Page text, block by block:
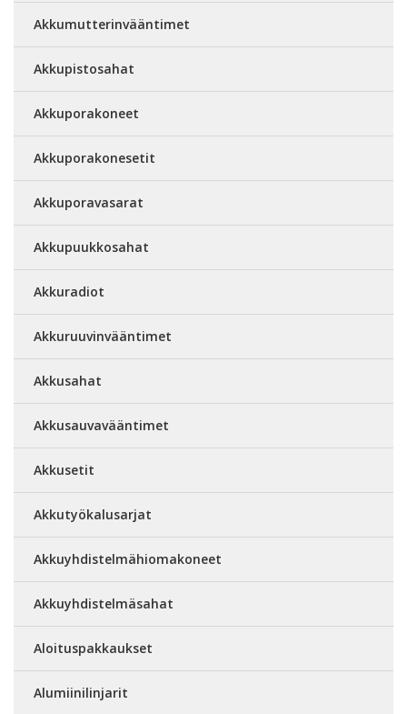
Akkumutterinvääntimet
Akkupistosahat
Akkuporakoneet
Akkuporakonesetit
Akkuporavasarat
Akkupuukkosahat
Akkuradiot
Akkuruuvinvääntimet
Akkusahat
Akkusauvavääntimet
Akkusetit
Akkutyökalusarjat
Akkuyhdistelmähiomakoneet
Akkuyhdistelmäsahat
Aloituspakkaukset
Alumiinilinjarit